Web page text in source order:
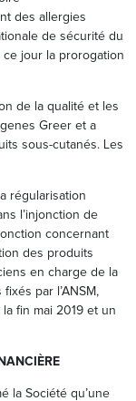
des allergies
de sécurité du
jour la prorogation
de la qualité et les
Greer et a
sous-cutanés. Les
régularisation
l’injonction de
concernant
des produits
en charge de la
par l’ANSM,
fin mai 2019 et un
la Société qu’une